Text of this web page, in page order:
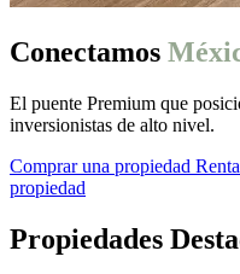
Conectamos
El puente Premium que
inversionistas de alto nivel.
Comprar una propiedad
propiedad
Propiedades